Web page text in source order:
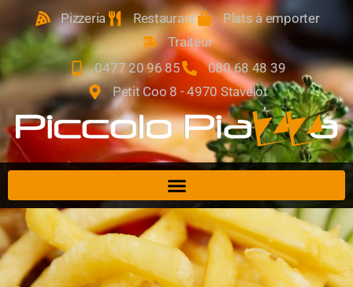
Pizzeria Restaurant
Plats à emporter
Traiteur
0477 20 96 85
080 68 48 39
Petit Coo 8 - 4970 Stavelot